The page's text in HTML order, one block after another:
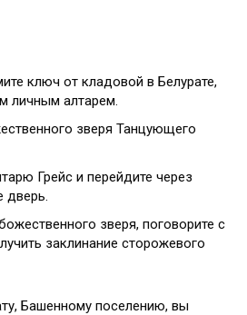
ключ от кладовой в Белурате,
личным алтарем.
зверя Танцующего
Грейс и перейдите через
дверь.
зверя, поговорите с
заклинание сторожевого
Башенному поселению, вы